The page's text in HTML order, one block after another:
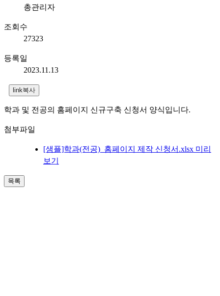
총관리자
조회수
27323
등록일
2023.11.13
학과 및 전공의 홈페이지 신규구축 신청서 양식입니다.
첨부파일
[샘플]학과(전공)_홈페이지 제작 신청서.xlsx 미리
보기